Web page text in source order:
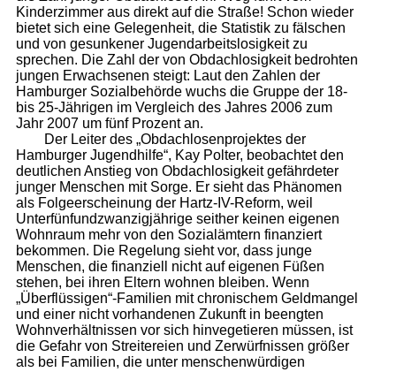
Kinderzimmer aus direkt auf die Straße! Schon wieder
bietet sich eine Gelegenheit, die Statistik zu fälschen
und von gesunkener Jugendarbeitslosigkeit zu
sprechen. Die Zahl der von Obdachlosigkeit bedrohten
jungen Erwachsenen steigt: Laut den Zahlen der
Hamburger Sozialbehörde wuchs die Gruppe der 18-
bis 25-Jährigen im Vergleich des Jahres 2006 zum
Jahr 2007 um fünf Prozent an.
Der Leiter des „Obdachlosenprojektes der
Hamburger Jugendhilfe“, Kay Polter, beobachtet den
deutlichen Anstieg von Obdachlosigkeit gefährdeter
junger Menschen mit Sorge. Er sieht das Phänomen
als Folgeerscheinung der Hartz-IV-Reform, weil
Unterfünfundzwanzigjährige seither keinen eigenen
Wohnraum mehr von den Sozialämtern finanziert
bekommen. Die Regelung sieht vor, dass junge
Menschen, die finanziell nicht auf eigenen Füßen
stehen, bei ihren Eltern wohnen bleiben. Wenn
„Überflüssigen“-Familien mit chronischem Geldmangel
und einer nicht vorhandenen Zukunft in beengten
Wohnverhältnissen vor sich hinvegetieren müssen, ist
die Gefahr von Streitereien und Zerwürfnissen größer
als bei Familien, die unter menschenwürdigen